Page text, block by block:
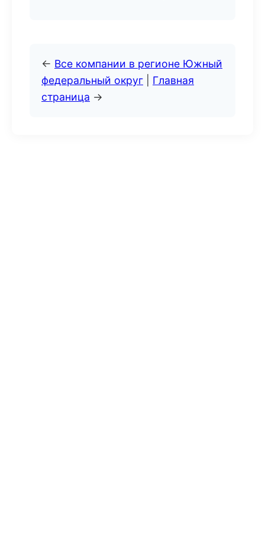
← Все компании в регионе Южный
федеральный округ
Главная
страница →